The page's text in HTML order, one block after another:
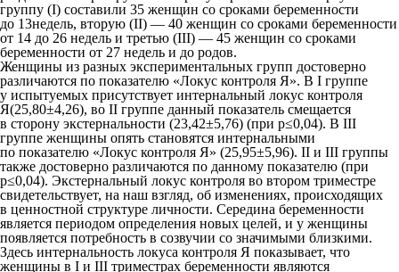
группу (I) составили 35 женщин со сроками беременности
до 13недель, вторую (II) — 40 женщин со сроками беременности
от 14 до 26 недель и третью (III) — 45 женщин со сроками
беременности от 27 недель и до родов.
Женщины из разных экспериментальных групп достоверно
различаются по показателю «Локус контроля Я». В I группе
у испытуемых присутствует интернальный локус контроля
Я(25,80±4,26), во II группе данный показатель смещается
в сторону экстернальности (23,42±5,76) (при р≤0,04). В III
группе женщины опять становятся интернальными
по показателю «Локус контроля Я» (25,95±5,96). II и III группы
также достоверно различаются по данному показателю (при
р≤0,04). Экстернальный локус контроля во втором триместре
свидетельствует, на наш взгляд, об изменениях, происходящих
в ценностной структуре личности. Середина беременности
является периодом определения новых целей, и у женщины
появляется потребность в созвучии со значимыми близкими.
Здесь интернальность локуса контроля Я показывает, что
женщины в I и III триместрах беременности являются